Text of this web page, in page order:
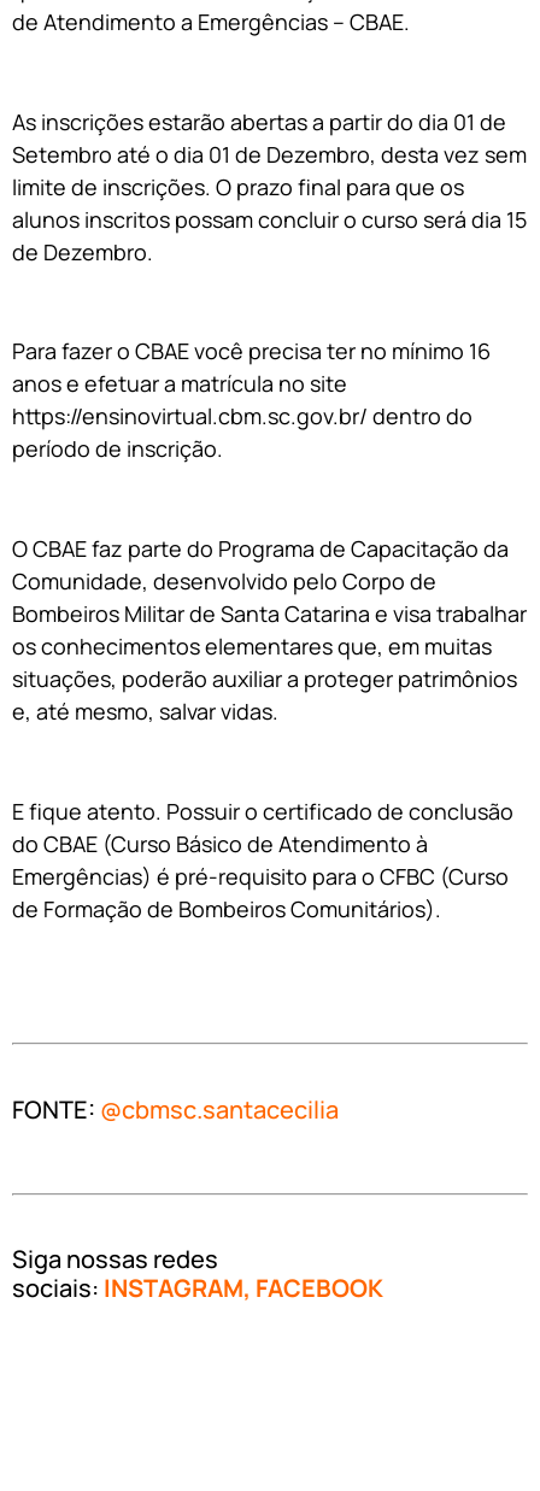
de Atendimento a Emergências – CBAE.
As inscrições estarão abertas a partir do dia 01 de
Setembro até o dia 01 de Dezembro, desta vez sem
limite de inscrições. O prazo final para que os
alunos inscritos possam concluir o curso será dia 15
de Dezembro.
Para fazer o CBAE você precisa ter no mínimo 16
anos e efetuar a matrícula no site
https://ensinovirtual.cbm.sc.gov.br/ dentro do
período de inscrição.
O CBAE faz parte do Programa de Capacitação da
Comunidade, desenvolvido pelo Corpo de
Bombeiros Militar de Santa Catarina e visa trabalhar
os conhecimentos elementares que, em muitas
situações, poderão auxiliar a proteger patrimônios
e, até mesmo, salvar vidas.
E fique atento. Possuir o certificado de conclusão
do CBAE (Curso Básico de Atendimento à
Emergências) é pré-requisito para o CFBC (Curso
de Formação de Bombeiros Comunitários).
FONTE: @cbmsc.santacecilia
Siga nossas redes
sociais: INSTAGRAM, FACEBOOK